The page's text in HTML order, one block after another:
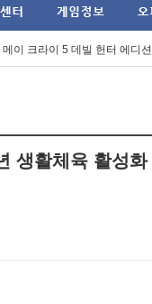
로크 온라인' 론칭 24주년 기
이 크라이 5 데빌 헌터 에디
작 '도깨비의세계' 광고 모델로 '
기업 애피어, '맥스서밋 2026'
생활체육 활성